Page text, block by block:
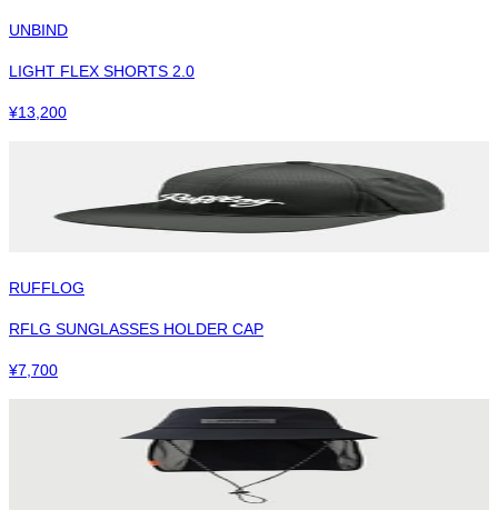
UNBIND
LIGHT FLEX SHORTS 2.0
¥13,200
RUFFLOG
RFLG SUNGLASSES HOLDER CAP
¥7,700